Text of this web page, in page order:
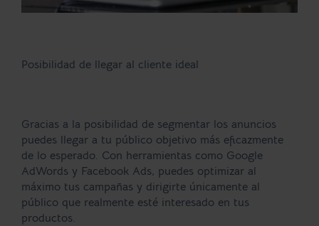
Posibilidad de llegar al cliente ideal
Gracias a la posibilidad de segmentar los anuncios
puedes llegar a tu público objetivo más eficazmente
de lo esperado. Con herramientas como Google
AdWords y Facebook Ads, puedes optimizar al
máximo tus campañas y dirigirte únicamente al
público que realmente esté interesado en tus
productos.